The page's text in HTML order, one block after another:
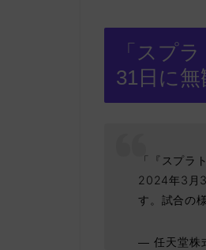
「スプ
31日に無
「『スプラ
2024年3月
す。試合の
— 任天堂株